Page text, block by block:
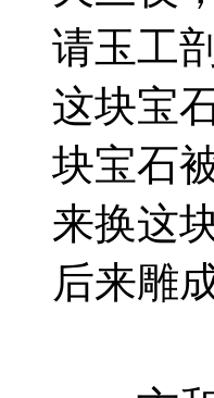
请玉工
这块宝
块宝石
来换这
后来雕